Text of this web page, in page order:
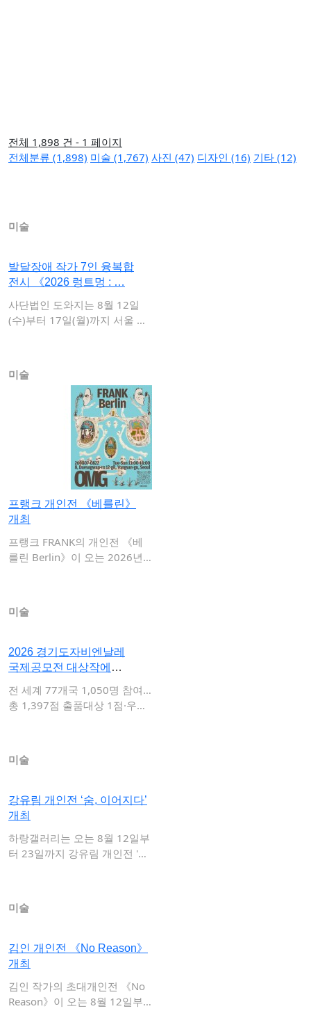
전체 1,898 건 - 1 페이지
전체분류 (1,898) 미술 (1,767) 사진 (47) 디자인 (16) 기타 (12)
미술
발달장애 작가 7인 융복합
전시 《2026 렁트멍 : …
사단법인 도와지는 8월 12일
(수)부터 17일(월)까지 서울 종
미술
프랭크 개인전 《베를린》
개최
프랭크 FRANK의 개인전 《베
를린 Berlin》이 오는 2026년 8
미술
2026 경기도자비엔날레
국제공모전 대상작에
전 세계 77개국 1,050명 참여…
총 1,397점 출품대상 1점·우수
미술
강유림 개인전 ‘숨, 이어지다’
개최
하랑갤러리는 오는 8월 12일부
터 23일까지 강유림 개인전 '숨,
미술
김인 개인전 《No Reason》
개최
김인 작가의 초대개인전 《No
Reason》이 오는 8월 12일부